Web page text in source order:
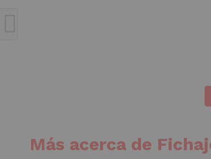
Más acerca de